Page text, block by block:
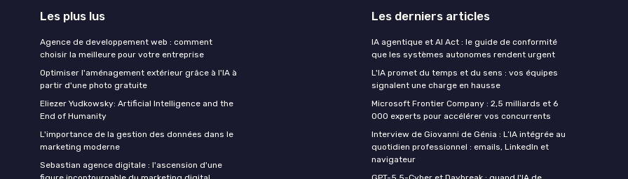
Les plus lus
Agence de developpement web : comment
choisir la meilleure pour votre entreprise
Optimiser l'aménagement extérieur grâce à l'IA à
partir d'une photo gratuite
Eliezer Yudkowsky: Artificial Intelligence and the
End of Humanity
L'importance de la gestion des données dans le
marketing moderne
Sebastian agence digitale : l'ascension d'une
Les derniers articles
IA agentique et AI Act : le guide de conformité
que les systèmes autonomes rendent urgent
L'IA promet du temps et du sens : vos équipes
signalent une charge en hausse
Microsoft Frontier Company : 2,5 milliards et 6
000 experts pour accélérer vos concurrents
Interview de Giovanni de Génia : L’IA intégrée au
quotidien professionnel : emails, LinkedIn et
navigateur